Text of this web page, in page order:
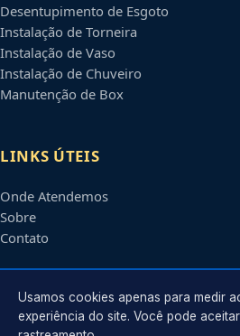
Desentupimento de Esgoto
Instalação de Torneira
Instalação de Vaso
Instalação de Chuveiro
Manutenção de Box
LINKS ÚTEIS
Onde Atendemos
Sobre
Contato
CONTATO
Usamos cookies apenas para medir
experiência do site. Você pode